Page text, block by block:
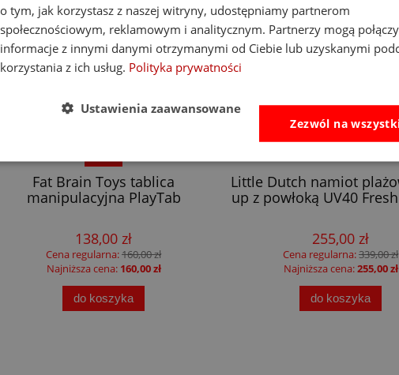
Fat Brain Toys tablica
manipulacyjna PlayTab
138,00 zł
Cena regularna:160,00 zł
Najniższa cena: 160,00 zł
do koszyka
Little Dutch namiot
up z powłoką UV40
255,00 zł
Cena regularna:339,00 zł
Najniższa cena:255,00 zł
do koszyka
o tym, jak korzystasz z naszej witryny, udostępniamy partnerom
społecznościowym, reklamowym i analitycznym. Partnerzy mogą
informacje z innymi danymi otrzymanymi od Ciebie lub uzyskanymi
korzystania z ich usług. Polityka prywatności
Zezwól na
Ustawienia zaawansowane